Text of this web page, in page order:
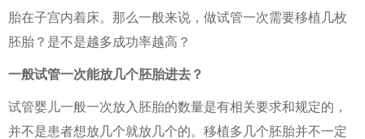
胎在子宫内着床。那么一般来说，做试管一次需要移植几枚
胚胎？是不是越多成功率越高？
一般试管一次能放几个胚胎进去？
试管婴儿一般一次放入胚胎的数量是有相关要求和规定的，
并不是患者想放几个就放几个的。移植多几个胚胎并不一定